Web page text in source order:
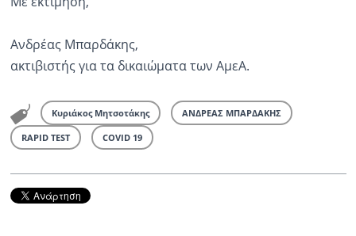
Ανδρέας Μπαρδάκης,
ακτιβιστής για τα δικαιώματα των ΑμεΑ.
Κυριάκος Μητσοτάκης ΑΝΔΡΕΑΣ ΜΠΑΡΔΑΚΗΣ
RAPID TEST COVID 19